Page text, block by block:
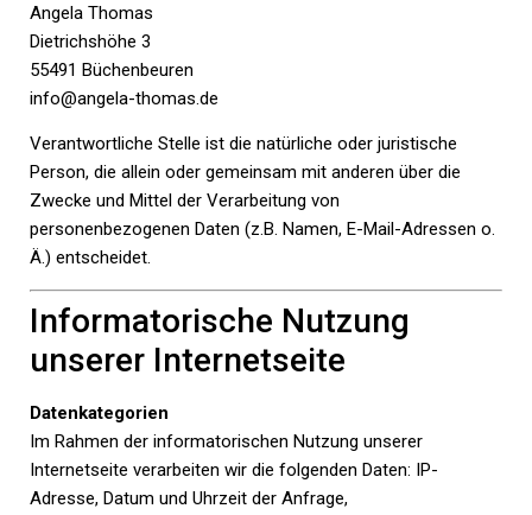
Angela Thomas
Dietrichshöhe 3
55491 Büchenbeuren
info@angela-thomas.de
Verantwortliche Stelle ist die natürliche oder juristische
Person, die allein oder gemeinsam mit anderen über die
Zwecke und Mittel der Verarbeitung von
personenbezogenen Daten (z.B. Namen, E-Mail-Adressen o.
Ä.) entscheidet.
Informatorische Nutzung
unserer Internetseite
Datenkategorien
Im Rahmen der informatorischen Nutzung unserer
Internetseite verarbeiten wir die folgenden Daten: IP-
Adresse, Datum und Uhrzeit der Anfrage,